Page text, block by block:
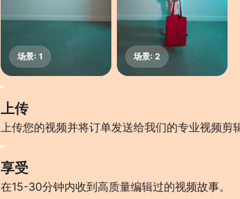
上传
上传您的视频并将订单发送给我们的专业视频剪
享受
在15-30分钟内收到高质量编辑过的视频故事。